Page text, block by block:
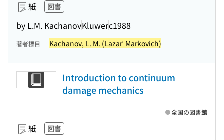
紙 図書
by L.M. KachanovKluwerc1988
著者標目 Kachanov, L. M. (Lazarʹ Markovich)
Introduction to continuum
damage mechanics
紙 図書
全国の図書館